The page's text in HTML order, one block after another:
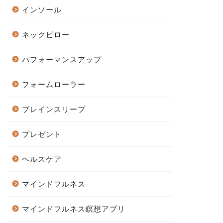
インソール
ネックピロー
パフォーマンスアップ
フォームローラー
ブレインスリープ
プレゼント
ヘルスケア
マインドフルネス
マインドフルネス瞑想アプリ